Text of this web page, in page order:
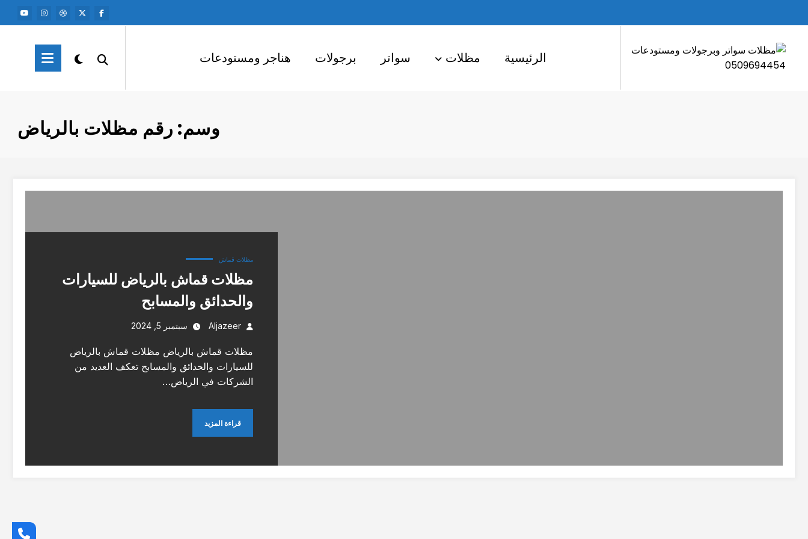
إلى
الرئيسية مظلات سواتر برجولات هناجر ومستودعات
وسم: رقم مظلات بالرياض
مظلات قماش
مظلات قماش بالرياض للسيارات
والحدائق والمسابح
Aljazeer سبتمبر 5, 2024
مظلات قماش بالرياض مظلات قماش بالرياض
للسيارات والحدائق والمسابح تعكف العديد من
الشركات في الرياض…
قراءة المزيد